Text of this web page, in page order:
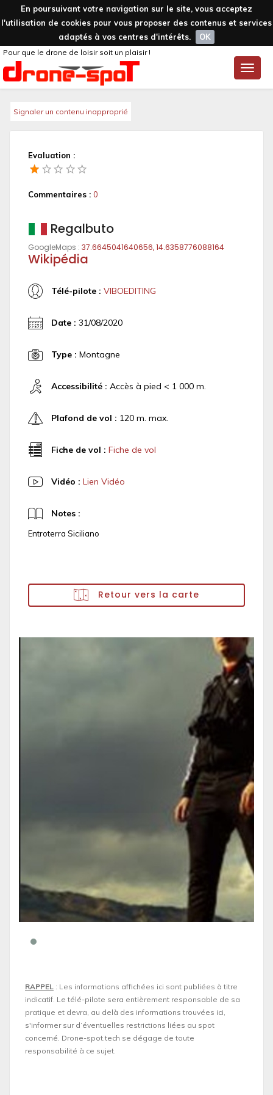
En poursuivant votre navigation sur le site, vous acceptez
l'utilisation de cookies pour vous proposer des contenus et services
adaptés à vos centres d'intérêts.
OK
Toggle
Pour que le drone de loisir soit un plaisir !
Signaler un contenu inapproprié
Evaluation :
Commentaires : 0
Regalbuto
GoogleMaps : 37.6645041640656, 14.6358776088164
Wikipédia
Télé-pilote : VIBOEDITING
Date : 31/08/2020
Type : Montagne
Accessibilité : Accès à pied < 1 000 m.
Plafond de vol : 120 m. max.
Fiche de vol : Fiche de vol
Vidéo : Lien Vidéo
Notes :
Entroterra Siciliano
Retour vers la carte
RAPPEL : Les informations affichées ici sont publiées à titre
indicatif. Le télé-pilote sera entièrement responsable de sa
pratique et devra, au delà des informations trouvées ici,
s'informer sur d’éventuelles restrictions liées au spot
concerné. Drone-spot.tech se dégage de toute
responsabilité à ce sujet.